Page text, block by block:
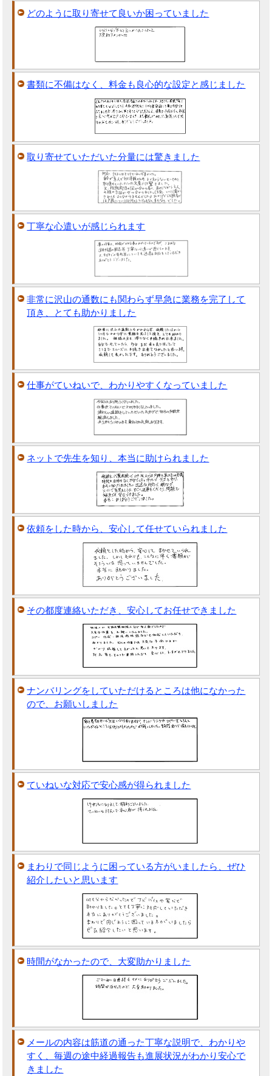
どのように取り寄せて良いか困っていました
書類に不備はなく、料金も良心的な設定と感じました
取り寄せていただいた分量には驚きました
丁寧な心遣いが感じられます
非常に沢山の通数にも関わらず早急に業務を完了して
頂き、とても助かりました
仕事がていねいで、わかりやすくなっていました
ネットで先生を知り、本当に助けられました
依頼をした時から、安心して任せていられました
その都度連絡いただき、安心してお任せできました
ナンバリングをしていただけるところは他になかった
ので、お願いしました
ていねいな対応で安心感が得られました
まわりで同じように困っている方がいましたら、ぜひ
紹介したいと思います
時間がなかったので、大変助かりました
メールの内容は筋道の通った丁寧な説明で、わかりや
すく、毎週の途中経過報告も進展状況がわかり安心で
きました